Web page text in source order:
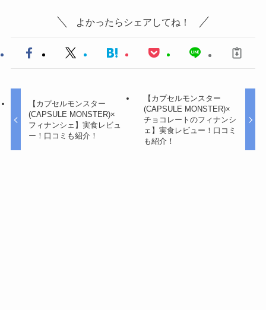
よかったらシェアしてね！
【カプセルモンスター
(CAPSULE MONSTER)×
フィナンシェ】実食レビュ
ー！口コミも紹介！
【カプセルモンスター
(CAPSULE MONSTER)×
チョコレートのフィナンシ
ェ】実食レビュー！口コミ
も紹介！